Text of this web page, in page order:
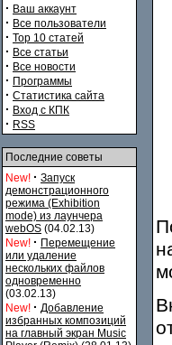
· Ваш аккаунт
· Все пользователи
· Top 10 статей
· Все статьи
· Все новости
· Программы
· Статистика сайта
· Вход с КПК
· RSS
Последние советы
New! · Запуск
демонстрационного
режима (Exhibition
mode) из лаунчера
webOS (04.02.13)
New! · Перемещение
или удаление
нескольких файлов
одновременно
(03.02.13)
New! · Добавление
избранных композиций
на главный экран Music